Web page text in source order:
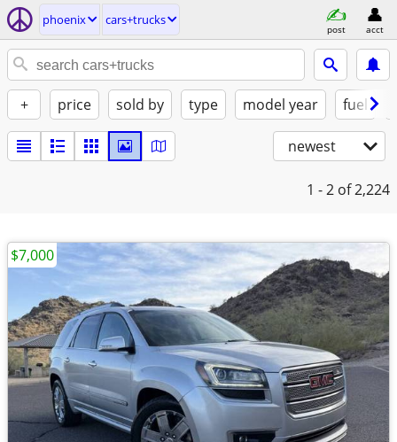
phoenix cars+trucks
post acct
+ price sold by type model year fuel
newest
1 - 2 of 2,224
$7,000